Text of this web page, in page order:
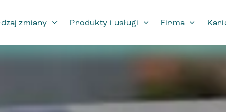
zmiany Produkty i usługi Firma